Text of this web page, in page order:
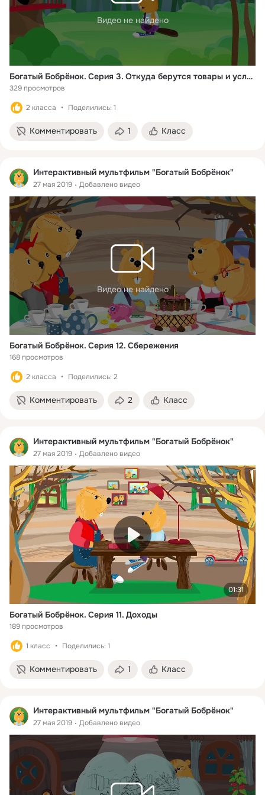
Видео не найдено
Богатый Бобрёнок. Серия 3. Откуда берутся товары и услуги
329 просмотров
2 класса Поделились: 1
Комментировать 1 Класс
Интерактивный мультфильм "Богатый Бобрёнок"
27 мая 2019 Добавлено видео
Видео не найдено
Богатый Бобрёнок. Серия 12. Сбережения
168 просмотров
2 класса Поделились: 2
Комментировать 2 Класс
Интерактивный мультфильм "Богатый Бобрёнок"
27 мая 2019 Добавлено видео
01:31
Богатый Бобрёнок. Серия 11. Доходы
189 просмотров
1 класс Поделились: 1
Комментировать 1 Класс
Интерактивный мультфильм "Богатый Бобрёнок"
27 мая 2019 Добавлено видео